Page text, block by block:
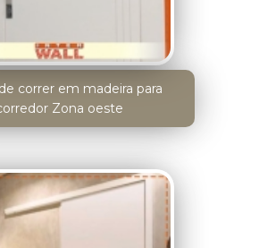
correr em madeira para
Zona oeste